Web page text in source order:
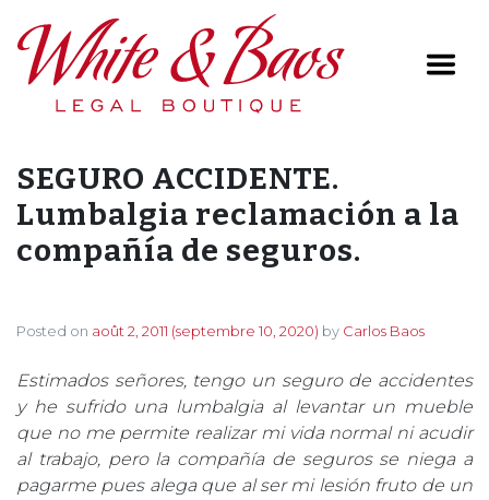
Main Navigation
SEGURO ACCIDENTE.
Lumbalgia reclamación a la
compañía de seguros.
Posted on août 2, 2011 (septembre 10, 2020) by Carlos Baos
Estimados señores, tengo un seguro de accidentes
y he sufrido una lumbalgia al levantar un mueble
que no me permite realizar mi vida normal ni acudir
al trabajo, pero la compañía de seguros se niega a
pagarme pues alega que al ser mi lesión fruto de un